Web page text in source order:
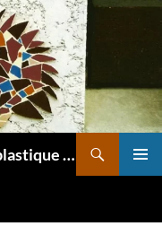
MIMI VERMICELLE / Cours Art plastique et mosaïque